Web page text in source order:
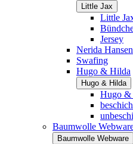
Little Jax
Little
Jersey
Nerida Hansen
Swafing
Hugo & Hilda
Hugo & Hilda
Hugo &
Baumwolle
Baumwolle Webware